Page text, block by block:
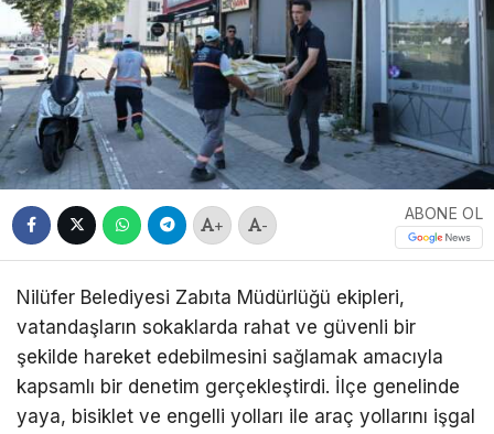
+ -
ABONE OL
Nilüfer Belediyesi Zabıta Müdürlüğü ekipleri,
vatandaşların sokaklarda rahat ve güvenli bir
şekilde hareket edebilmesini sağlamak amacıyla
kapsamlı bir denetim gerçekleştirdi. İlçe genelinde
yaya, bisiklet ve engelli yolları ile araç yollarını işgal